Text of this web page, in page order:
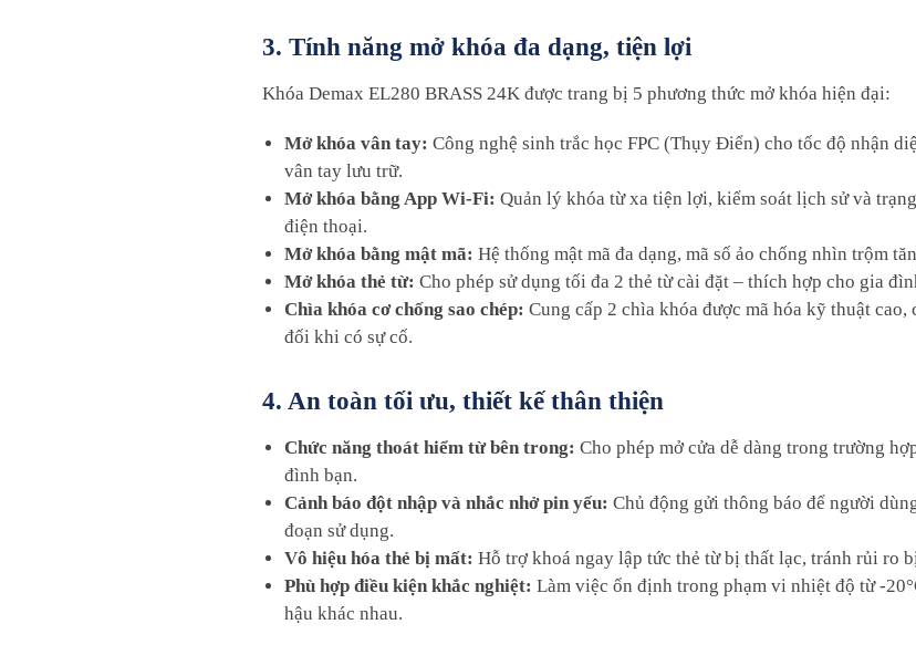
3. Tính năng mở khóa đa dạng, tiện lợi
Khóa Demax EL280 BRASS 24K được trang bị 5 phương thức mở khóa hiện đại:
Mở khóa vân tay: Công nghệ sinh trắc học FPC (Thụy Điển) cho tốc độ nhận
vân tay lưu trữ.
Mở khóa bằng App Wi-Fi: Quản lý khóa từ xa tiện lợi, kiểm soát lịch sử và
điện thoại.
Mở khóa bằng mật mã: Hệ thống mật mã đa dạng, mã số ảo chống nhìn trộm
Mở khóa thẻ từ: Cho phép sử dụng tối đa 2 thẻ từ cài đặt – thích hợp cho gia
Chìa khóa cơ chống sao chép: Cung cấp 2 chìa khóa được mã hóa kỹ thuật
đối khi có sự cố.
4. An toàn tối ưu, thiết kế thân thiện
Chức năng thoát hiểm từ bên trong: Cho phép mở cửa dễ dàng trong trường
đình bạn.
Cảnh báo đột nhập và nhắc nhở pin yếu: Chủ động gửi thông báo để người
đoạn sử dụng.
Vô hiệu hóa thẻ bị mất: Hỗ trợ khoá ngay lập tức thẻ từ bị thất lạc, tránh rủi ro
Phù hợp điều kiện khắc nghiệt: Làm việc ổn định trong phạm vi nhiệt độ từ -
hậu khác nhau.